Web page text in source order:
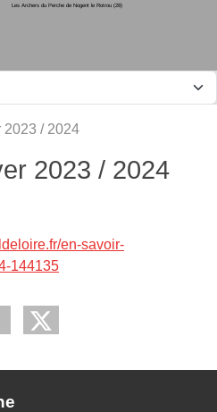
Les Archers du Perche de Nogent le Rotrou (28)
2023 / 2024
2023 / 2024
en-savoir-
144135